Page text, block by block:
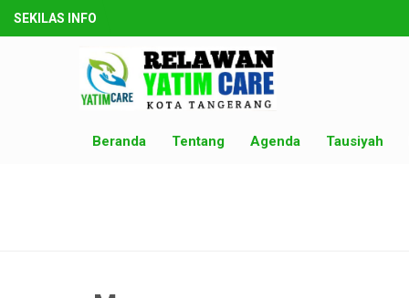
SEKILAS INFO
Beranda Tentang Agenda Tausiyah